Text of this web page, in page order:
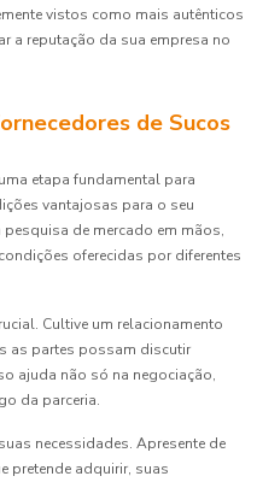
vistos como mais autênticos
a reputação da sua empresa no
de Sucos
etapa fundamental para
vantajosas para o seu
pesquisa de mercado em mãos,
oferecidas por diferentes
Cultive um relacionamento
as partes possam discutir
ajuda não só na negociação,
da parceria.
necessidades. Apresente de
pretende adquirir, suas